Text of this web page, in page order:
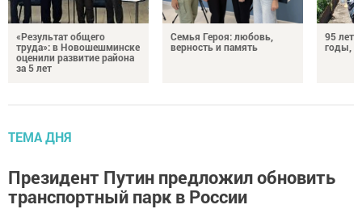
«Результат общего
труда»: в Новошешминске
оценили развитие района
за 5 лет
Семья Героя: любовь,
верность и память
95 лет
годы,
ТЕМА ДНЯ
Президент Путин предложил обновить
транспортный парк в России